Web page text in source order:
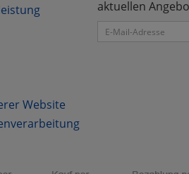
Website
aktuellen